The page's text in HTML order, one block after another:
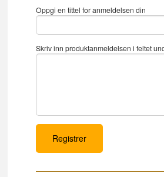
Oppgi en tittel for anmeldelsen din
Skriv inn produktanmeldelsen i feltet